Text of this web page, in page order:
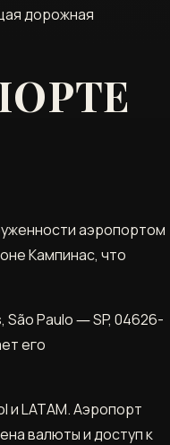
дорожная
аэропортом
Кампинас, что
Paulo ― SP, 04626-
его
LATAM. Аэропорт
валюты и доступ к